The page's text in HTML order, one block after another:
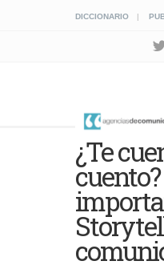
DICCIONARIO
¿Te